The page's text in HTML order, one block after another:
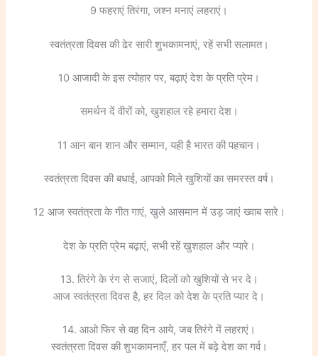
9 फहराएं तिरंगा, जश्न मनाएं लहराएं।
स्वतंत्रता दिवस की ढेर सारी शुभकामनाएं, रहें सभी सलामत।
10 आजादी के इस त्योहार पर, बढ़ाएं देश के प्रति प्रेम।
समर्थन दें वीरों को, खुशहाल रहे हमारा देश।
11 आन बान शान और सम्मान, यही है भारत की पहचान।
स्वतंत्रता दिवस की बधाई, आपको मिले खुशियों का समरस्त वर्ष।
12 आज स्वतंत्रता के गीत गाएं, खुले आसमान में उड़ जाएं ख्वाब सारे।
देश के प्रति प्रेम बढ़ाएं, सभी रहें खुशहाल और प्यारे।
13. तिरंगे के रंग से सजाएं, दिलों को खुशियों से भर दे।
आज स्वतंत्रता दिवस है, हर दिल को देश के प्रति प्यार दे।
14. आओ फिर से वह दिन आये, जब तिरंगे में लहराएं।
स्वतंत्रता दिवस की शुभकामनाएँ, हर पल में बढ़े देश का गर्व।